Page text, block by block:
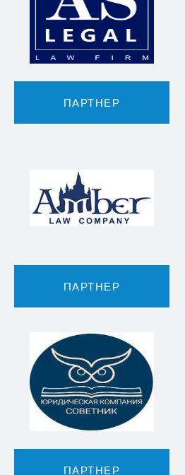
ПАРТНЕР
ПАРТНЕР
ПАРТНЕР